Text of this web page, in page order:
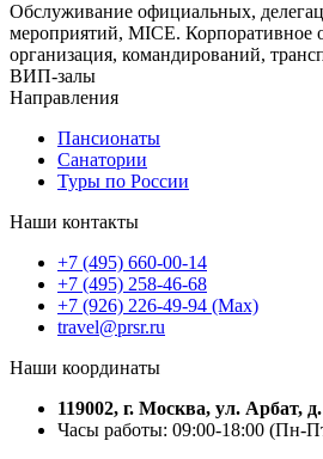
Обслуживание официальных,
мероприятий, MICE. Корпоративное
организация, командирований,
ВИП-залы
Направления
Пансионаты
Санатории
Туры по России
Наши контакты
+7 (495) 660-00-14
+7 (495) 258-46-68
+7 (926) 226-49-94 (Max)
travel@prsr.ru
Наши координаты
119002, г. Москва, ул. Арбат,
Часы работы: 09:00-18:00 (Пн-